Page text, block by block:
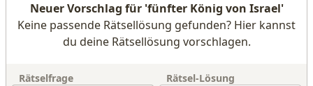
Neuer Vorschlag für 'fünfter König von Israel'
Keine passende Rätsellösung gefunden? Hier kannst
du deine Rätsellösung vorschlagen.
Rätselfrage Rätsel-Lösung